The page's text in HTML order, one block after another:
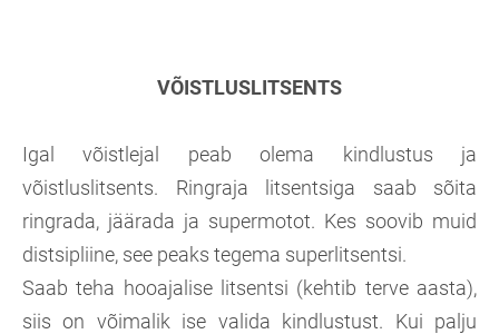
VÕISTLUSLITSENTS
Igal võistlejal peab olema kindlustus ja
võistluslitsents. Ringraja litsentsiga saab sõita
ringrada, jäärada ja supermotot. Kes soovib muid
distsipliine, see peaks tegema superlitsentsi.
Saab teha hooajalise litsentsi (kehtib terve aasta),
siis on võimalik ise valida kindlustust. Kui palju